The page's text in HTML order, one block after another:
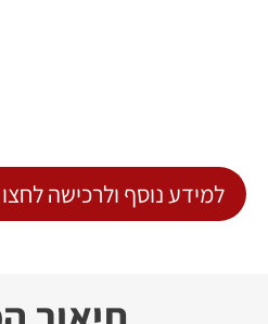
למידע נוסף ולרכישה